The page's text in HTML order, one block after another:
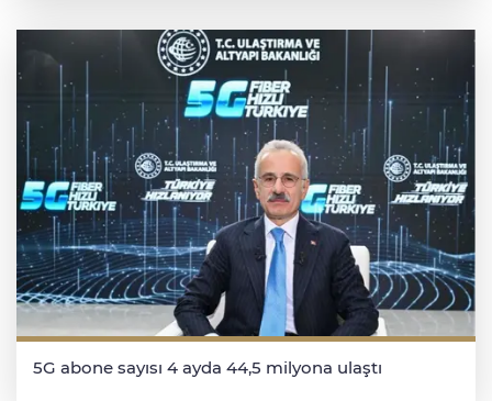
5G abone sayısı 4 ayda 44,5 milyona ulaştı